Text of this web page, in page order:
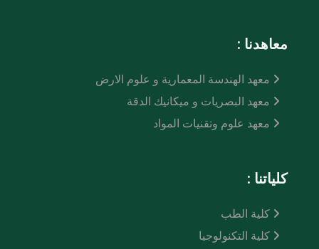
معاهدنا :
معهد الهندسة المعمارية و علوم الارض
معهد البصريات و ميكانيك الدقة
معهد علوم وتقنيات المواد
كلياتنا :
كلية الطب
كلية التكنولوجيا